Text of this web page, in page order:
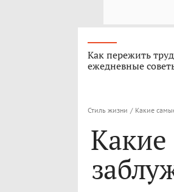
Как пережить
ежедневные
Стиль жизни / Какие